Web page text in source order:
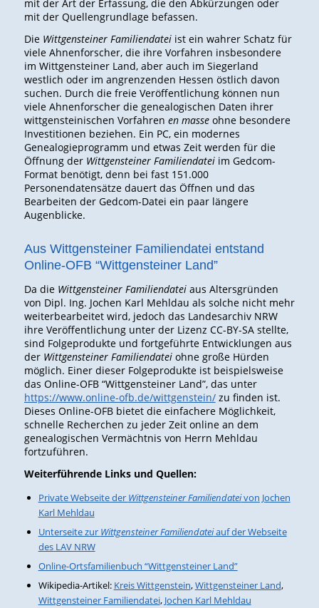
mit der Art der Erfassung, die den Abkürzungen oder
mit der Quellengrundlage befassen.
Die Wittgensteiner Familiendateiist ein wahrer Schatz für
viele Ahnenforscher, die ihre Vorfahren insbesondere
im Wittgensteiner Land, aber auch im Siegerland
westlich oder im angrenzenden Hessen östlich davon
suchen. Durch die freie Veröffentlichung können nun
viele Ahnenforscher die genealogischen Daten ihrer
wittgensteinischen Vorfahren en masseohne besondere
Investitionen beziehen. Ein PC, ein modernes
Genealogieprogramm und etwas Zeit werden für die
Öffnung der Wittgensteiner Familiendateiim Gedcom-
Format benötigt, denn bei fast 151.000
Personendatensätze dauert das Öffnen und das
Bearbeiten der Gedcom-Datei ein paar längere
Augenblicke.
Aus Wittgensteiner Familiendatei entstand
Online-OFB “Wittgensteiner Land”
Da die Wittgensteiner Familiendateiaus Altersgründen
von Dipl. Ing. Jochen Karl Mehldau als solche nicht mehr
weiterbearbeitet wird, jedoch das Landesarchiv NRW
ihre Veröffentlichung unter der Lizenz CC-BY-SA stellte,
sind Folgeprodukte und fortgeführte Entwicklungen aus
der Wittgensteiner Familiendateiohne große Hürden
möglich. Einer dieser Folgeprodukte ist beispielsweise
das Online-OFB “Wittgensteiner Land”, das unter
https://www.online-ofb.de/wittgenstein/zu finden ist.
Dieses Online-OFB bietet die einfachere Möglichkeit,
schnelle Recherchen zu jeder Zeit online an dem
genealogischen Vermächtnis von Herrn Mehldau
fortzuführen.
Weiterführende Links und Quellen:
Private Webseite der Wittgensteiner Familiendateivon Jochen
Karl Mehldau
Unterseite zur Wittgensteiner Familiendateiauf der Webseite
des LAV NRW
Online-Ortsfamilienbuch “Wittgensteiner Land”
Wikipedia-Artikel: Kreis Wittgenstein,Wittgensteiner Land,
Wittgensteiner Familiendatei, Jochen Karl Mehldau